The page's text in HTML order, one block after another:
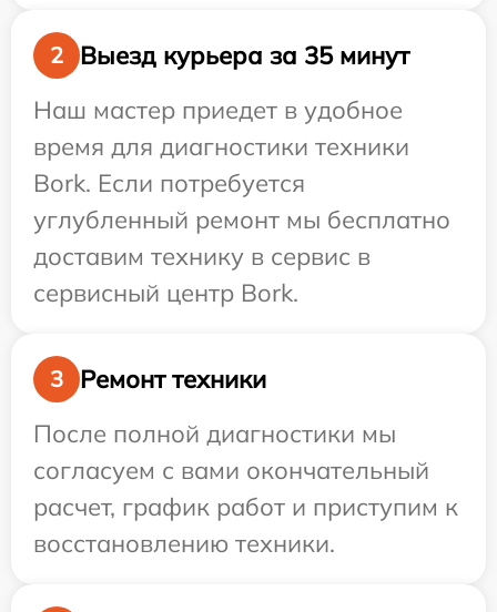
2
Выезд курьера за 35 минут
Наш мастер приедет в удобное
время для диагностики техники
Bork. Если потребуется
углубленный ремонт мы бесплатно
доставим технику в сервис в
сервисный центр Bork.
3
Ремонт техники
После полной диагностики мы
согласуем с вами окончательный
расчет, график работ и приступим к
восстановлению техники.